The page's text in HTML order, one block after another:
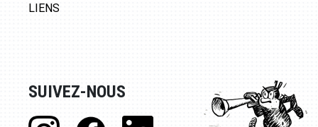
LIENS
SUIVEZ-NOUS